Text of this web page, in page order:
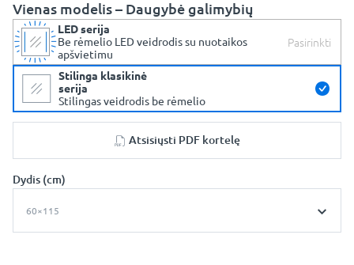
Vienas modelis – Daugybė galimybių
LED serija
Be rėmelio LED veidrodis su nuotaikos
apšvietimu
Pasirinkti
Stilinga klasikinė
serija
Stilingas veidrodis be rėmelio
Atsisiųsti PDF kortelę
Dydis (cm)
60×115